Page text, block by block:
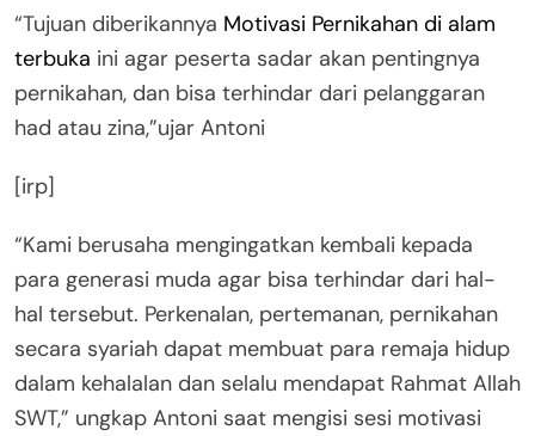
“Tujuan diberikannya Motivasi Pernikahan di alam
terbuka ini agar peserta sadar akan pentingnya
pernikahan, dan bisa terhindar dari pelanggaran
had atau zina,”ujar Antoni
[irp]
“Kami berusaha mengingatkan kembali kepada
para generasi muda agar bisa terhindar dari hal-
hal tersebut. Perkenalan, pertemanan, pernikahan
secara syariah dapat membuat para remaja hidup
dalam kehalalan dan selalu mendapat Rahmat Allah
SWT,” ungkap Antoni saat mengisi sesi motivasi